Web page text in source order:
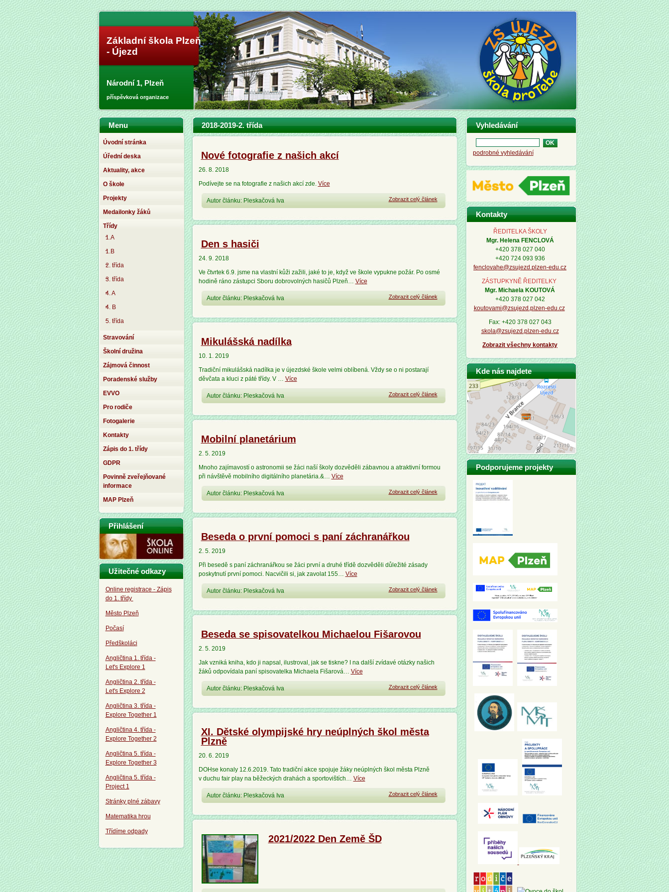
Základní škola Plzeň
- Újezd
Národní 1, Plzeň
příspěvková organizace
Vyhledávání
podrobné vyhledávání
Kontakty
ŘEDITELKA ŠKOLY
Mgr. Helena FENCLOVÁ
+420 378 027 040
+420 724 093 936
fenclovahe@zsujezd.plzen-edu.cz
ZÁSTUPKYNĚ ŘEDITELKY
Mgr. Michaela KOUTOVÁ
+420 378 027 042
koutovami@zsujezd.plzen-edu.cz
Fax: +420 378 027 043
skola@zsujezd.plzen-edu.cz
Zobrazit všechny kontakty
Kde nás najdete
Podporujeme projekty
2018-2019-2. třída
Nové fotografie z našich akcí
26. 8. 2018
Podívejte se na fotografie z našich akcí zde. Více
Zobrazit celý článek
Autor článku: Pleskačová Iva
Den s hasiči
24. 9. 2018
Ve čtvrtek 6.9. jsme na vlastní kůži zažili, jaké to je, když ve škole vypukne požár. Po osmé
hodině ráno zástupci Sboru dobrovolných hasičů Plzeň… Více
Zobrazit celý článek
Autor článku: Pleskačová Iva
Mikulášská nadílka
10. 1. 2019
Tradiční mikulášská nadílka je v újezdské škole velmi oblíbená. Vždy se o ni postarají
děvčata a kluci z páté třídy. V … Více
Zobrazit celý článek
Autor článku: Pleskačová Iva
Mobilní planetárium
2. 5. 2019
Mnoho zajímavostí o astronomii se žáci naší školy dozvěděli zábavnou a atraktivní formou
při návštěvě mobilního digitálního planetária.&… Více
Zobrazit celý článek
Autor článku: Pleskačová Iva
Beseda o první pomoci s paní záchranářkou
2. 5. 2019
Při besedě s paní záchranářkou se žáci první a druhé třídě dozvěděli důležité zásady
poskytnutí první pomoci. Nacvičili si, jak zavolat 155… Více
Zobrazit celý článek
Autor článku: Pleskačová Iva
Beseda se spisovatelkou Michaelou Fišarovou
2. 5. 2019
Jak vzniká kniha, kdo ji napsal, ilustroval, jak se tiskne? I na další zvídavé otázky našich
žáků odpovídala paní spisovatelka Michaela Fišarová… Více
Zobrazit celý článek
Autor článku: Pleskačová Iva
XI. Dětské olympijské hry neúplných škol města
Plzně
20. 6. 2019
DOHse konaly 12.6.2019. Tato tradiční akce spojuje žáky neúplných škol města Plzně
v duchu fair play na běžeckých drahách a sportovištích… Více
Zobrazit celý článek
Autor článku: Pleskačová Iva
2021/2022 Den Země ŠD
Menu
Úvodní stránka
Úřední deska
Aktuality, akce
O škole
Projekty
Medailonky žáků
Třídy
1.A
1.B
2. třída
3. třída
4. A
4. B
5. třída
Stravování
Školní družina
Zájmová činnost
Poradenské služby
EVVO
Pro rodiče
Fotogalerie
Kontakty
Zápis do 1. třídy
GDPR
Povinně zveřejňované
informace
MAP Plzeň
Přihlášení
Užitečné odkazy
Online registrace - Zápis
do 1. třídy
Město Plzeň
Počasí
Předškoláci
Angličtina 1. třída -
Let's Explore 1
Angličtina 2. třída -
Let's Explore 2
Angličtina 3. třída -
Explore Together 1
Angličtina 4. třída -
Explore Together 2
Angličtina 5. třída -
Explore Together 3
Angličtina 5. třída -
Project 1
Stránky plné zábavy
Matematika hrou
Třídíme odpady